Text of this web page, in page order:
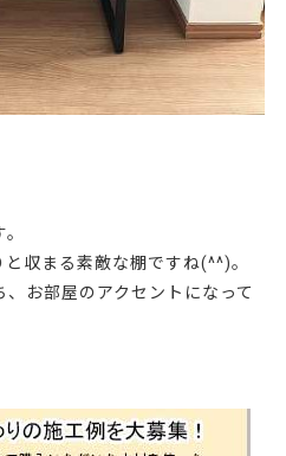
収まる素敵な棚ですね(^^)。
お部屋のアクセントになって